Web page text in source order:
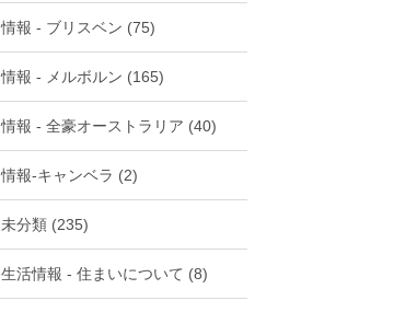
情報 - ブリスベン (75)
情報 - メルボルン (165)
情報 - 全豪オーストラリア (40)
情報-キャンベラ (2)
未分類 (235)
生活情報 - 住まいについて (8)